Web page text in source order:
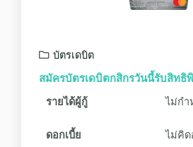
บัตรเดบิต
สมัครบัตรเดบิตกสิกรวันนี้รับสิทธิ
รายได้ผู้กู้ ไม่ก
ดอกเบี้ย
ไม่คิด